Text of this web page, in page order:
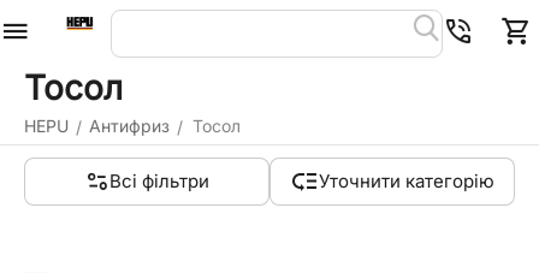
Тосол
HEPU / Антифриз / Тосол
Всі фільтри Уточнити категорію